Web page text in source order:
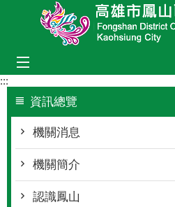
跳到主要內容區塊
:::
資訊總覽
機關消息
機關簡介
認識鳳山